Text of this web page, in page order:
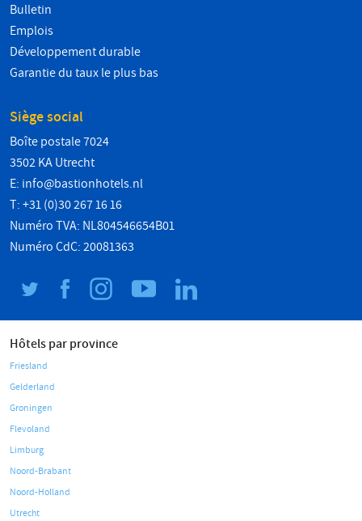
Bulletin
Emplois
Développement durable
Garantie du taux le plus bas
Siège social
Boîte postale 7024
3502 KA Utrecht
E: info@bastionhotels.nl
T: +31 (0)30 267 16 16
Numéro TVA: NL804546654B01
Numéro CdC: 20081363
Hôtels par province
Friesland
Gelderland
Groningen
Flevoland
Limburg
Noord-Brabant
Noord-Holland
Utrecht